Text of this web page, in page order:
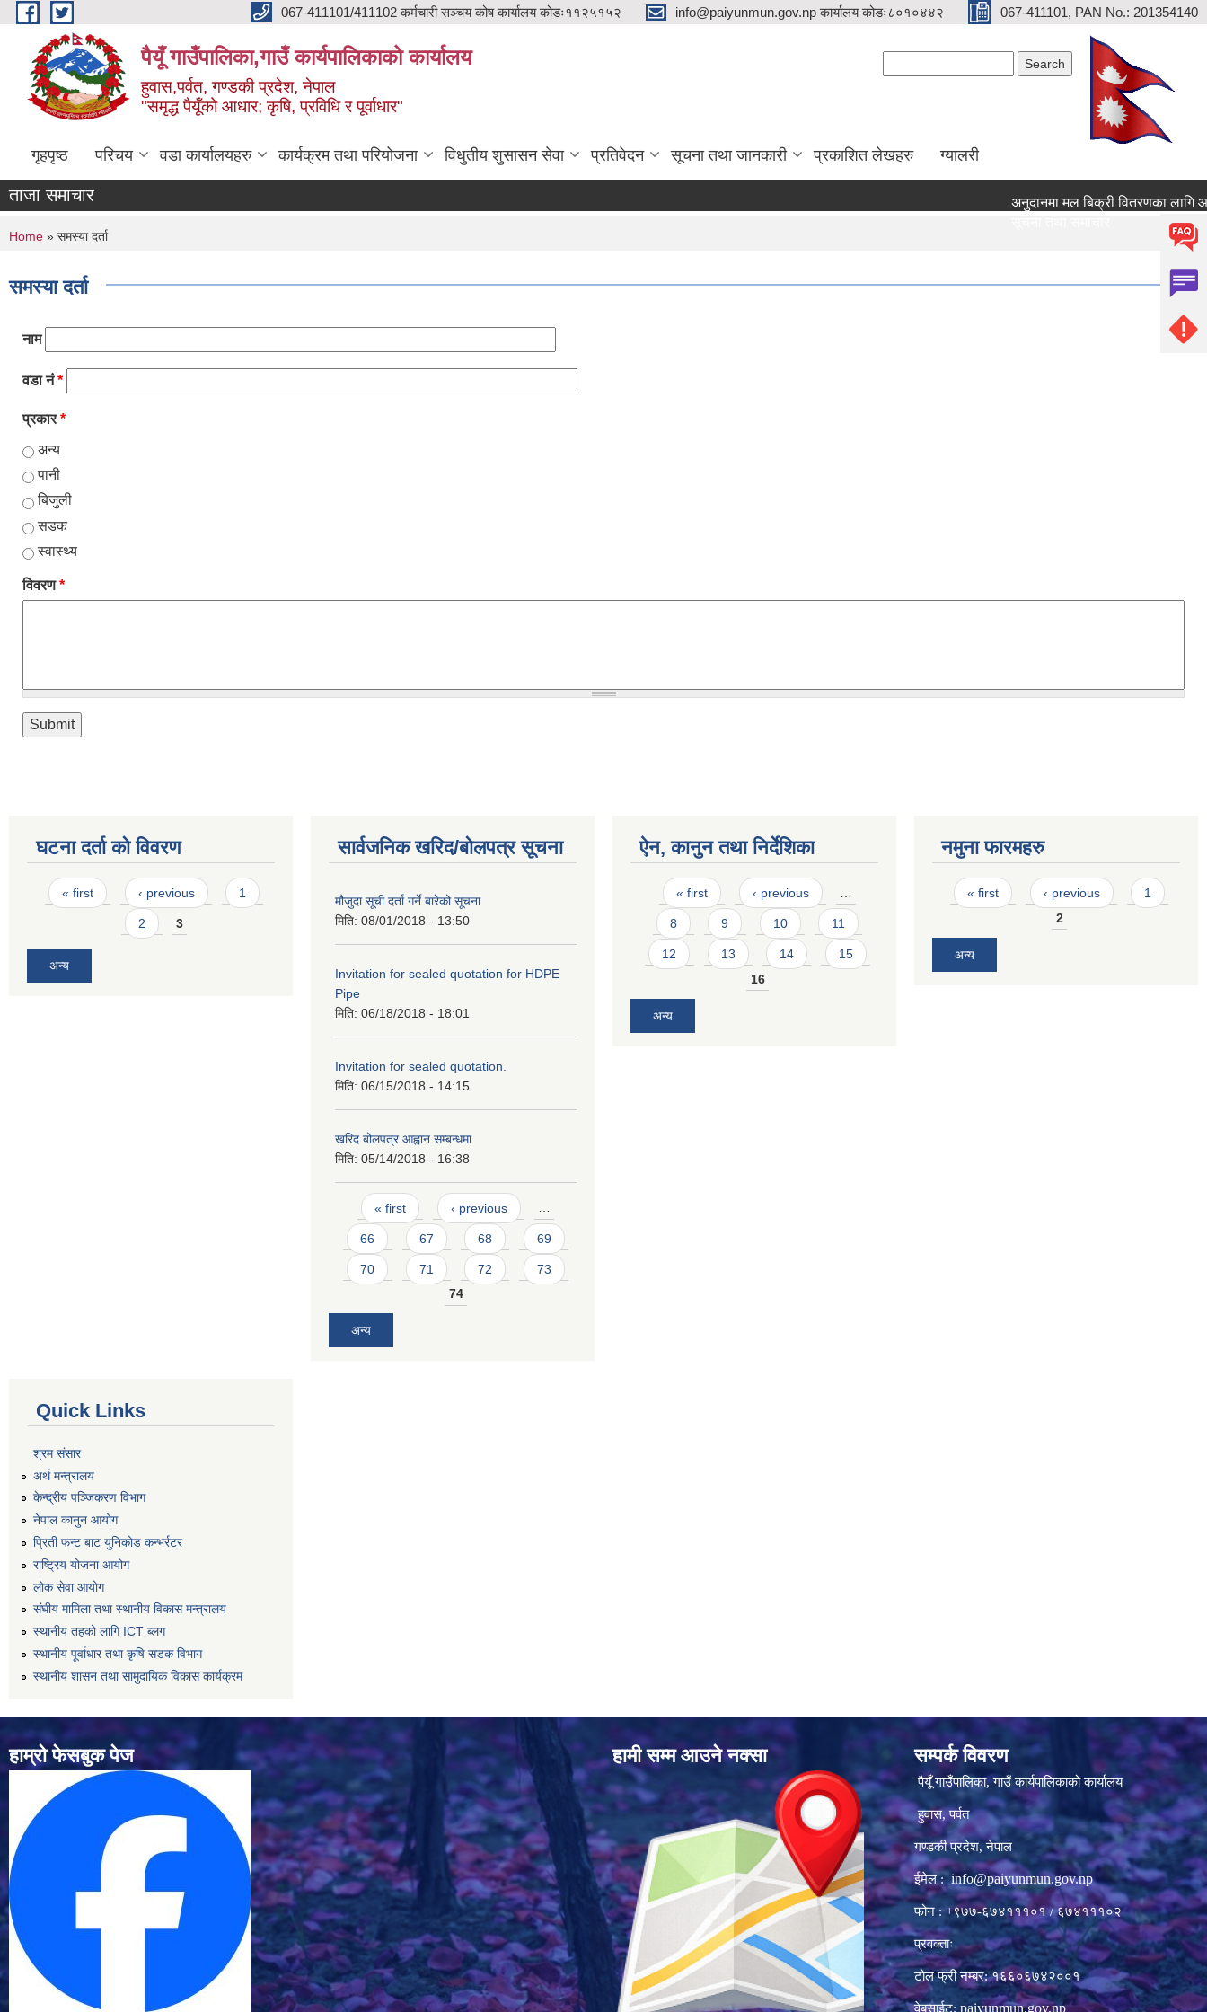
Skip to main content 067-411101/411102 कर्मचारी सञ्चय कोष कार्यालय कोडः११२५१५२ info@paiyunmun.gov.np कार्यालय कोडः८०१०४४२ 067-411101, PAN No.: 201354140
पैयूँ गाउँपालिका,गाउँ कार्यपालिकाको कार्यालय
हुवास,पर्वत, गण्डकी प्रदेश, नेपाल
"समृद्ध पैयूँको आधार; कृषि, प्रविधि र पूर्वाधार"
गृहपृष्ठ परिचय वडा कार्यालयहरु कार्यक्रम तथा परियोजना विधुतीय शुसासन सेवा प्रतिवेदन सूचना तथा जानकारी प्रकाशित लेखहरु ग्यालरी
ताजा समाचार
अनुदानमा मल बिक्री वितरणका लागि
You are here
Home » समस्या दर्ता
समस्या दर्ता
नाम
वडा नं*
प्रकार*
अन्य
पानी
बिजुली
सडक
स्वास्थ्य
विवरण*
घटना दर्ता को विवरण
Pages
« first ‹ previous 1
2 3
अन्य
सार्वजनिक खरिद/बोलपत्र सूचना
मौजुदा सूची दर्ता गर्ने बारेको सूचना
मिति: 08/01/2018 - 13:50
Invitation for sealed quotation for HDPE
Pipe
मिति: 06/18/2018 - 18:01
Invitation for sealed quotation.
मिति: 06/15/2018 - 14:15
खरिद बोलपत्र आह्वान सम्बन्धमा
मिति: 05/14/2018 - 16:38
Pages
« first ‹ previous …
66 67 68 69
70 71 72
73
74
अन्य
ऐन, कानुन तथा निर्देशिका
Pages
« first ‹ previous
8 9 10 11
12 13 14
15
16
अन्य
नमुना फारमहरु
Pages
« first ‹ previous
1
2
अन्य
Quick Links
श्रम संसार
अर्थ मन्त्रालय
केन्द्रीय पञ्जिकरण विभाग
नेपाल कानुन आयोग
प्रिती फन्ट बाट युनिकोड कन्भर्रटर
राष्ट्रिय योजना आयोग
लोक सेवा आयोग
संघीय मामिला तथा स्थानीय विकास मन्त्रालय
स्थानीय तहको लागि ICT ब्लग
स्थानीय पूर्वाधार तथा कृषि सडक विभाग
स्थानीय शासन तथा सामुदायिक विकास कार्यक्रम
हाम्रो फेसबुक पेज हामी सम्म आउने नक्सा सम्पर्क विवरण
पैयूँ गाउँपालिका, गाउँ कार्यपालिकाको कार्यालय
हुवास, पर्वत
गण्डकी प्रदेश, नेपाल
ईमेल :info@paiyunmun.gov.np
फोन : +९७७-६७४१११०१ / ६७४१११०२
प्रवक्ताः
टोल फ्री नम्बर: १६६०६७४२००१
वेबसाईट: paiyunmun.gov.np